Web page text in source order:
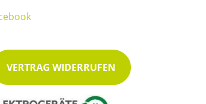
VERTRAG WIDERRUFEN